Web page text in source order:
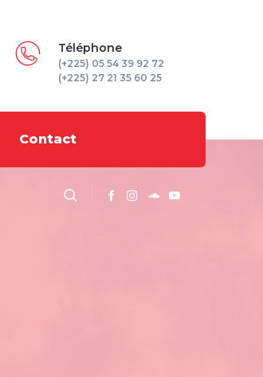
Téléphone
(+225) 05 54 39 92 72
(+225) 27 21 35 60 25
Contact